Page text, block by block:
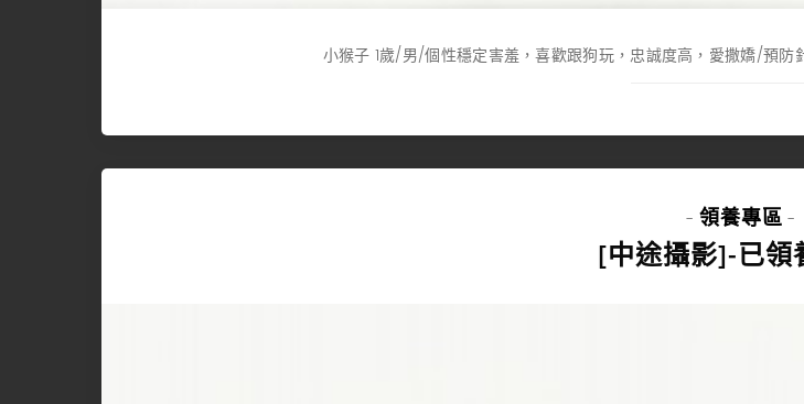
小猴子 1歲/男/個性穩定害羞，喜歡跟狗玩，忠誠度高，愛撒嬌/預
- 領養專區 -
[中途攝影]-已領